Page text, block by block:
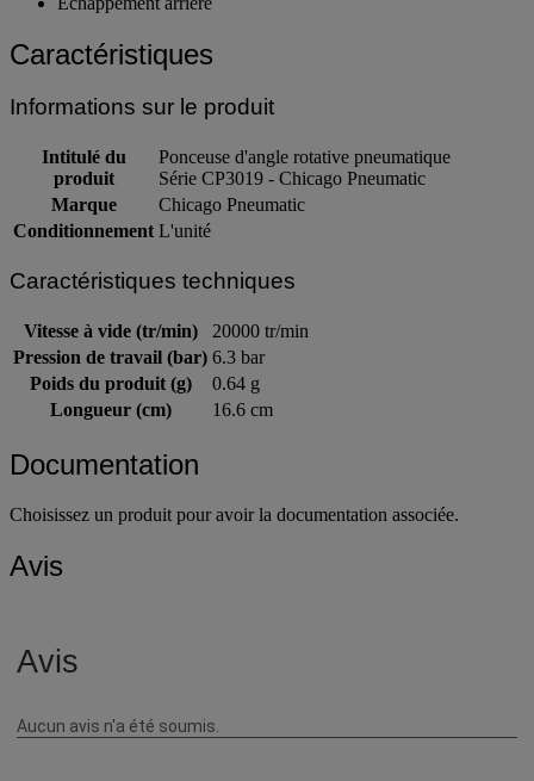
Caractéristiques
Informations sur le produit
Intitulé du
produit
Ponceuse d'angle rotative pneumatique
Série CP3019 - Chicago Pneumatic
Marque
Chicago Pneumatic
Conditionnement L'unité
Caractéristiques techniques
Vitesse à vide (tr/min)
20000 tr/min
Pression de travail (bar) 6.3 bar
Poids du produit (g)
0.64 g
Longueur (cm)
16.6 cm
Documentation
Choisissez un produit pour avoir la documentation associée.
Avis